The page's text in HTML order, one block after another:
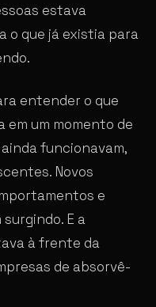
estava
o que já existia para
entender o que
em um momento de
funcionavam,
Novos
e
E a
à frente da
de absorvê-